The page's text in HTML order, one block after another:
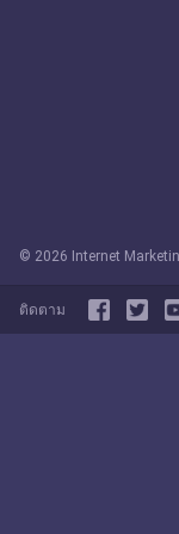
© 2026 Internet
ติดตาม